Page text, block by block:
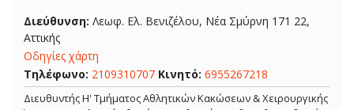
Διεύθυνση: Λεωφ. Ελ. Βενιζέλου, Νέα Σμύρνη 171 22,
Αττικής
Οδηγίες χάρτη
Τηλέφωνο: 2109310707 Κινητό: 6955267218
Διευθυντής Η' Τμήματος Αθλητικών Κακώσεων & Χειρουργικής